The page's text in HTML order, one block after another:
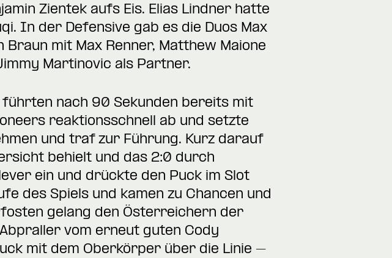
Zientek aufs Eis. Elias Lindner hatte
In der Defensive gab es die Duos Max
mit Max Renner, Matthew Maione
Martinovic als Partner.
nach 90 Sekunden bereits mit
reaktionsschnell ab und setzte
und traf zur Führung. Kurz darauf
behielt und das 2:0 durch
ein und drückte den Puck im Slot
des Spiels und kamen zu Chancen und
gelang den Österreichern der
vom erneut guten Cody
mit dem Oberkörper über die Linie –